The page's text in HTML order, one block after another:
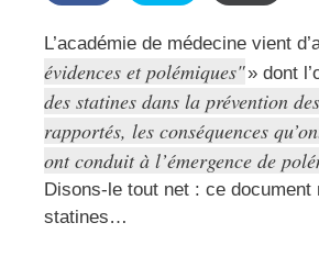
L’académie de médecine vient
évidences et polémiques » dont
des statines dans la prévention
rapportés, les conséquences
ont conduit à l’émergence de
Disons-le tout net : ce document
statines…